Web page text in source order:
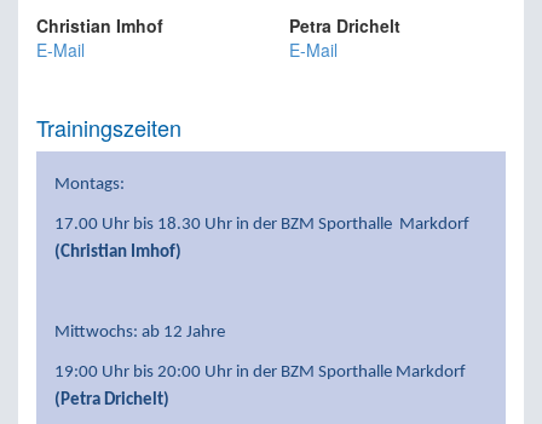
Christian Imhof
E-Mail
Petra Drichelt
E-Mail
Trainingszeiten
Montags:
17.00 Uhr bis 18.30 Uhr in der BZM Sporthalle Markdorf
(Christian Imhof)
Mittwochs: ab 12 Jahre
19:00 Uhr bis 20:00 Uhr in der BZM Sporthalle Markdorf
(Petra Drichelt)